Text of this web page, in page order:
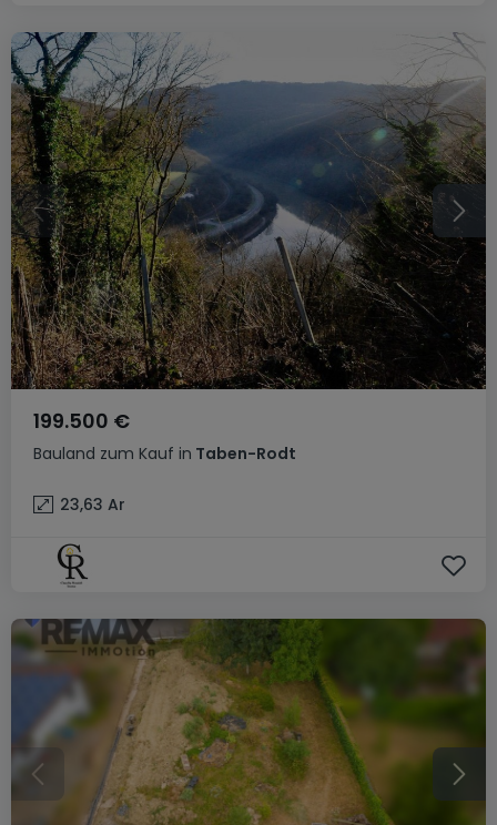
Bauland zum Kauf in Taben-Rodt
199.500 €
23,63 Ar